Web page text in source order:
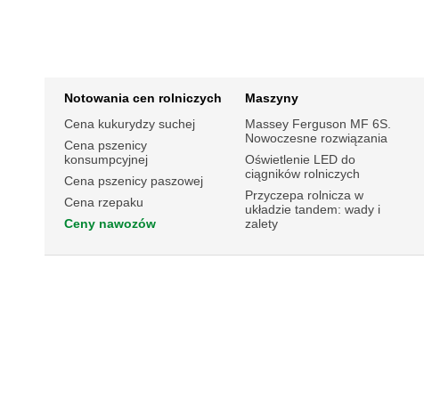
Notowania cen rolniczych
Cena kukurydzy suchej
Cena pszenicy
konsumpcyjnej
Cena pszenicy paszowej
Cena rzepaku
Ceny nawozów
Maszyny
Massey Ferguson MF 6S.
Nowoczesne rozwiązania
Oświetlenie LED do
ciągników rolniczych
Przyczepa rolnicza w
układzie tandem: wady i
zalety